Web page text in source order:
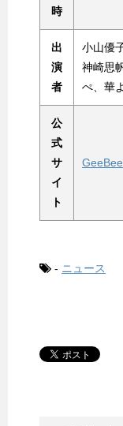
時
出
演
者
小山優
神崎思
ぺ、華
公
式
サ
イ
ト
GeeBee
- ニュース